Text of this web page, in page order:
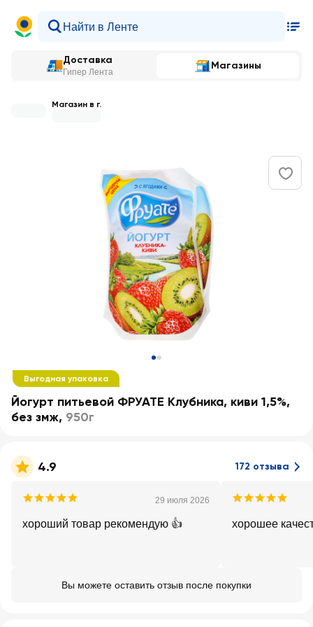
Доставка
Гипер Лента
Магазины
Магазин в г.
Выгодная упаковка
Йогурт питьевой ФРУАТЕ Клубника, киви 1,5%,
без змж, 950г
4.9 172 отзыва
29 июля 2026
хороший товар рекомендую 👍 хорошее
Вы можете оставить отзыв после покупки